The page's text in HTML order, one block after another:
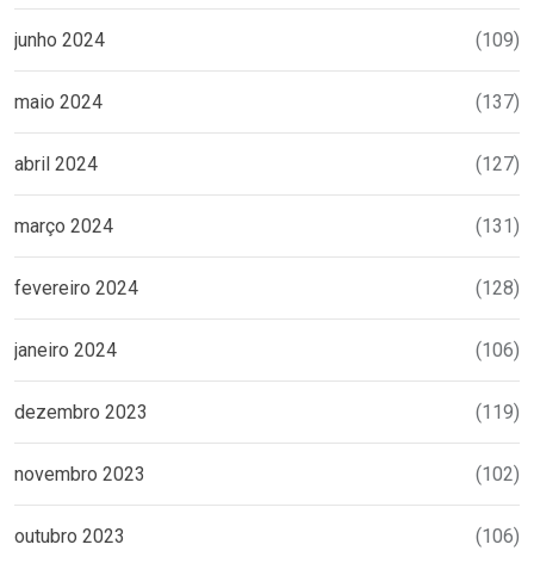
junho 2024 (109)
maio 2024 (137)
abril 2024 (127)
março 2024 (131)
fevereiro 2024 (128)
janeiro 2024 (106)
dezembro 2023 (119)
novembro 2023 (102)
outubro 2023 (106)